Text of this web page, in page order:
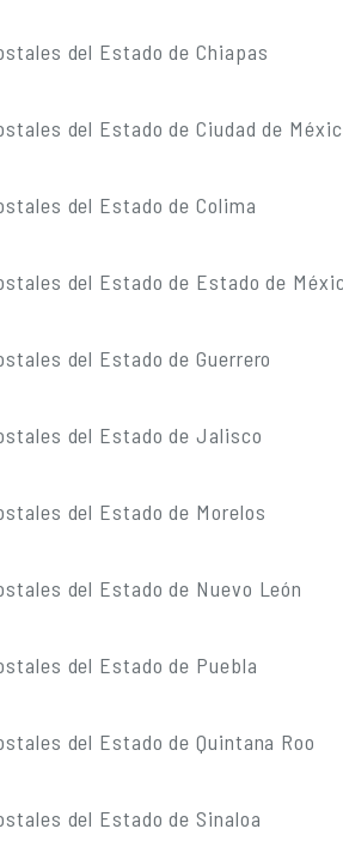
del Estado de Chiapas
del Estado de Ciudad de
del Estado de Colima
del Estado de Estado de
del Estado de Guerrero
del Estado de Jalisco
del Estado de Morelos
del Estado de Nuevo León
del Estado de Puebla
del Estado de Quintana Roo
del Estado de Sinaloa